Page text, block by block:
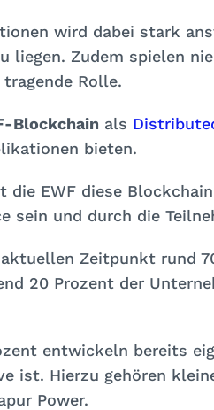
wird dabei stark
liegen. Zudem spielen
Rolle.
Blockchain als
bieten.
die EWF diese
sein und durch die
Zeitpunkt rund
20 Prozent der
entwickeln bereits
ist. Hierzu gehören
Power.